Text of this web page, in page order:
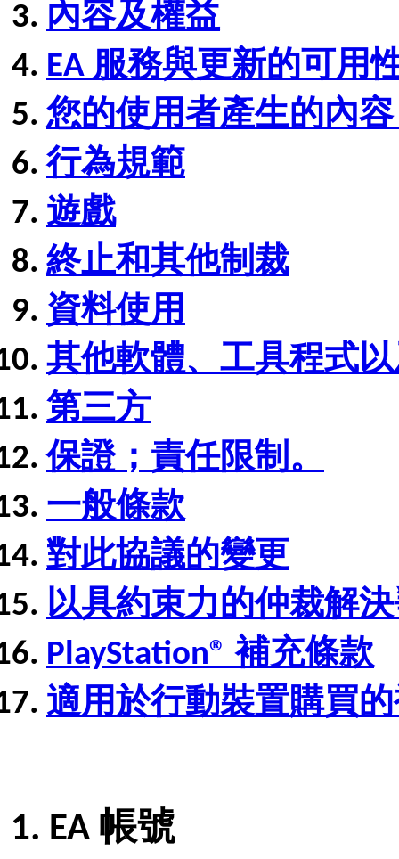
內容及權益
EA 服務與更新的可用
您的使用者產生的內容
行為規範
遊戲
終止和其他制裁
資料使用
其他軟體、工具程式
第三方
保證；責任限制。
一般條款
對此協議的變更
以具約束力的仲裁解
PlayStation® 補充條款
適用於行動裝置購買
1. EA 帳號